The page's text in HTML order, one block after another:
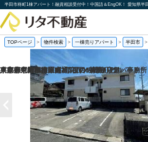
TOPページ > 物件検索 > 一棟売りアパート > 半田市 >
京都府京都市南区吉祥院西ノ茶屋町の
東京都東大和市中央2丁目の一棟売りアパート
東京都中野区江原町3丁目の1棟売りビル
兵庫県尼崎市神田南通3丁目の売り店舗・事務所